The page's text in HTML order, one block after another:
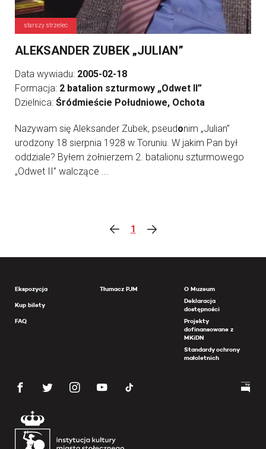
starszy strzelec
ALEKSANDER ZUBEK „JULIAN”
Data wywiadu: 2005-02-18
Formacja: 2 batalion szturmowy „Odwet II”
Dzielnica: Śródmieście Południowe, Ochota
Nazywam się Aleksander Zubek, pseudonim „Julian”
urodzony 18 sierpnia 1928 w Toruniu. W jakim Pan był
oddziale? Byłem żołnierzem 2. batalionu szturmowego
„Odwet II” walczące ...
1
Ekspozycja
Kup bilety
FAQ
Tłumacz PJM
O Muzeum
Deklaracja
dostępności
Projekty
dofinansowane z
MKiDN
Standardy ochrony
małoletnich